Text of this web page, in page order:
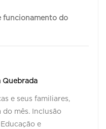
funcionamento do
Quebrada
e seus familiares,
mês. Inclusão
e